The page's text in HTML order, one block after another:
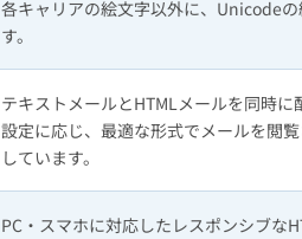
各キャリアの絵文字以外に、Unicode
す。
テキストメールとHTMLメールを同時
設定に応じ、最適な形式でメールを閲
しています。
PC・スマホに対応したレスポンシブな